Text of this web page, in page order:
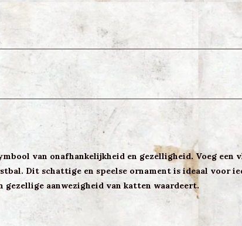
van onafhankelijkheid en gezelligheid. Voeg een
Dit schattige en speelse ornament is ideaal voor
gezellige aanwezigheid van katten waardeert.